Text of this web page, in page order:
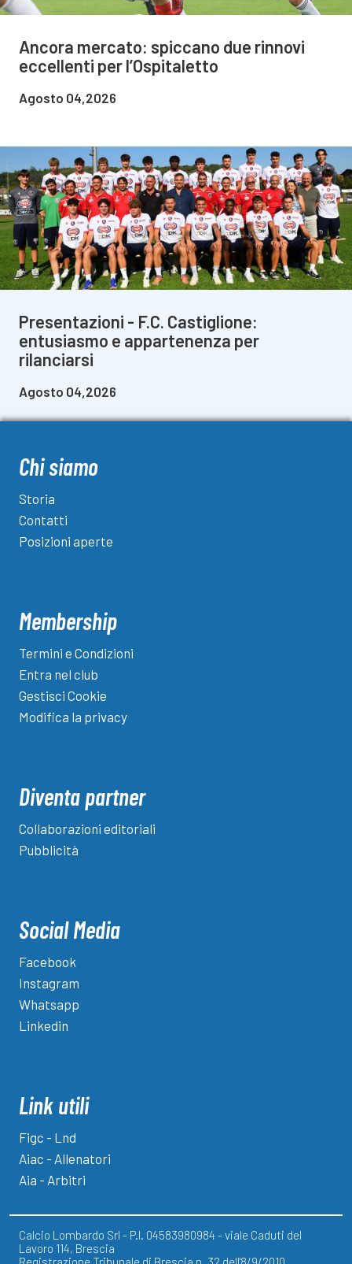
Ancora mercato: spiccano due rinnovi
eccellenti per l’Ospitaletto
Agosto 04,2026
Presentazioni - F.C. Castiglione:
entusiasmo e appartenenza per
rilanciarsi
Agosto 04,2026
Chi siamo
Storia
Contatti
Posizioni aperte
Membership
Termini e Condizioni
Entra nel club
Gestisci Cookie
Modifica la privacy
Diventa partner
Collaborazioni editoriali
Pubblicità
Social Media
Facebook
Instagram
Whatsapp
Linkedin
Link utili
Figc - Lnd
Aiac - Allenatori
Aia - Arbitri
Calcio Lombardo Srl - P.I. 04583980984 - viale Caduti del
Lavoro 114, Brescia